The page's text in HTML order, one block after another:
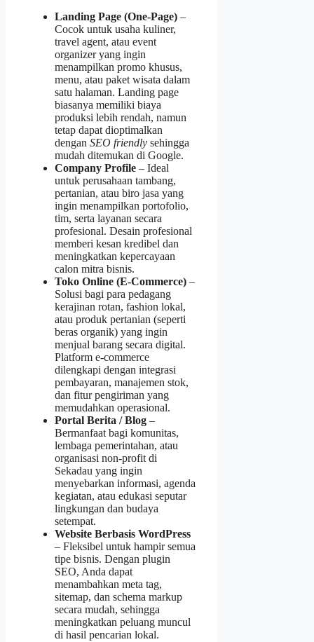
Landing Page (One‑Page) –
Cocok untuk usaha kuliner,
travel agent, atau event
organizer yang ingin
menampilkan promo khusus,
menu, atau paket wisata dalam
satu halaman. Landing page
biasanya memiliki biaya
produksi lebih rendah, namun
tetap dapat dioptimalkan
dengan SEO friendly sehingga
mudah ditemukan di Google.
Company Profile – Ideal
untuk perusahaan tambang,
pertanian, atau biro jasa yang
ingin menampilkan portofolio,
tim, serta layanan secara
profesional. Desain profesional
memberi kesan kredibel dan
meningkatkan kepercayaan
calon mitra bisnis.
Toko Online (E‑Commerce) –
Solusi bagi para pedagang
kerajinan rotan, fashion lokal,
atau produk pertanian (seperti
beras organik) yang ingin
menjual barang secara digital.
Platform e‑commerce
dilengkapi dengan integrasi
pembayaran, manajemen stok,
dan fitur pengiriman yang
memudahkan operasional.
Portal Berita / Blog –
Bermanfaat bagi komunitas,
lembaga pemerintahan, atau
organisasi non‑profit di
Sekadau yang ingin
menyebarkan informasi, agenda
kegiatan, atau edukasi seputar
lingkungan dan budaya
setempat.
Website Berbasis WordPress
– Fleksibel untuk hampir semua
tipe bisnis. Dengan plugin
SEO, Anda dapat
menambahkan meta tag,
sitemap, dan schema markup
secara mudah, sehingga
meningkatkan peluang muncul
di hasil pencarian lokal.